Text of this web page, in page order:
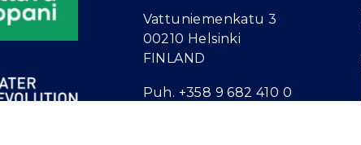
Vattuniemenkatu 3
00210 Helsinki
FINLAND
Puh. +358 9 682 410 0